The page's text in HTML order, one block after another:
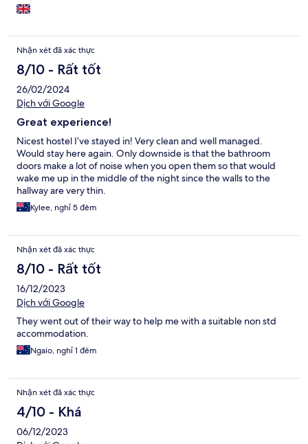
Nhận xét đã xác thực
8/10 - Rất tốt
26/02/2024
Dịch với Google
Great experience!
Nicest hostel I’ve stayed in! Very clean and well managed.
Would stay here again. Only downside is that the bathroom
doors make a lot of noise when you open them so that would
wake me up in the middle of the night since the walls to the
hallway are very thin.
Kylee, nghỉ 5 đêm
Nhận xét đã xác thực
8/10 - Rất tốt
16/12/2023
Dịch với Google
They went out of their way to help me with a suitable non std
accommodation.
Ngaio, nghỉ 1 đêm
Nhận xét đã xác thực
4/10 - Khá
06/12/2023